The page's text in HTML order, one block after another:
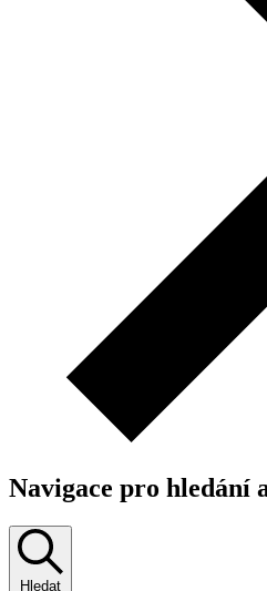
Navigace pro hledání
Hledat